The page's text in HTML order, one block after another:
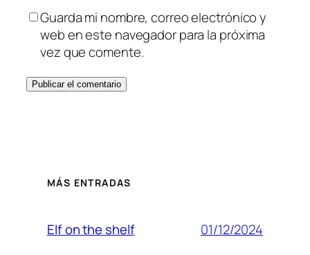
Guarda mi nombre, correo electrónico y
web en este navegador para la próxima
vez que comente.
MÁS ENTRADAS
Elf on the shelf 01/12/2024